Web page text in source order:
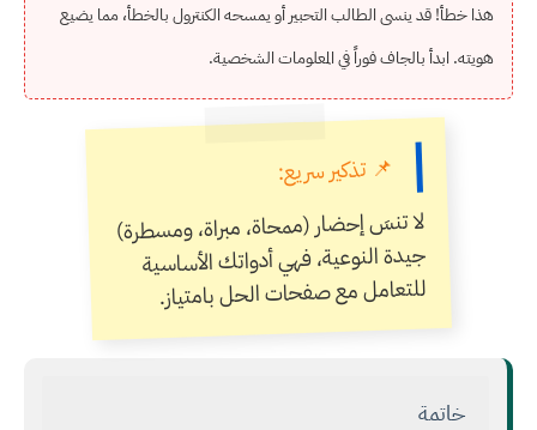
هذا خطأ! قد ينسى الطالب التحبير أو يمسحه الكنترول بالخطأ، مما يضيع
هويته. ابدأ بالجاف فوراً في المعلومات الشخصية.
📌 تذكير سريع:
لا تنسَ إحضار (ممحاة، مبراة، ومسطرة)
جيدة النوعية، فهي أدواتك الأساسية
للتعامل مع صفحات الحل بامتياز.
خاتمة